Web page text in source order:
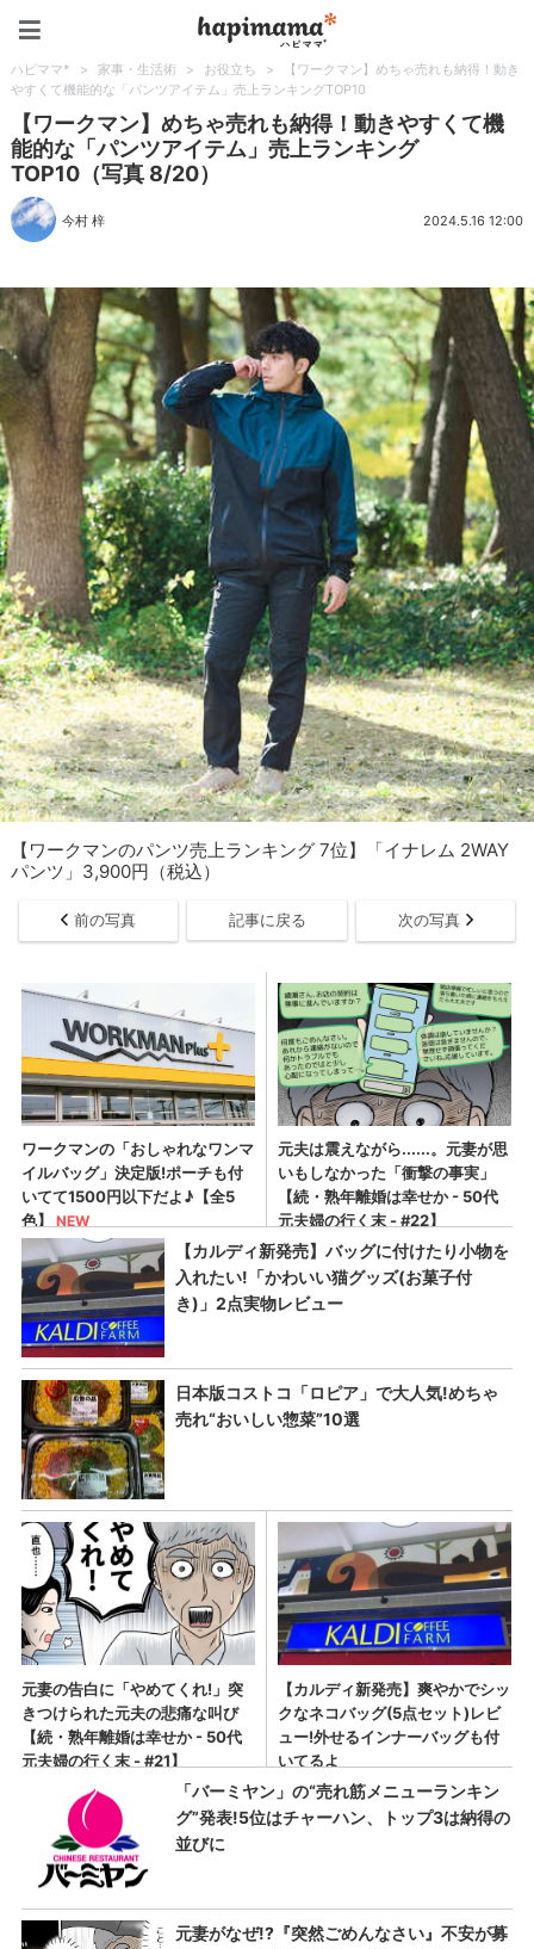
ハピママ* > 家事・生活術 > お役立ち >
【ワークマン】めちゃ売れも納得！動き
やすくて機能的な「パンツアイテム」売上ランキングTOP10
【ワークマン】めちゃ売れも納得！動きやすくて機
能的な「パンツアイテム」売上ランキング
TOP10（写真 8/20）
今村 梓 2024.5.16 12:00
【ワークマンのパンツ売上ランキング 7位】「イナレム 2WAY
パンツ」3,900円（税込）
前の写真 記事に戻る 次の写真